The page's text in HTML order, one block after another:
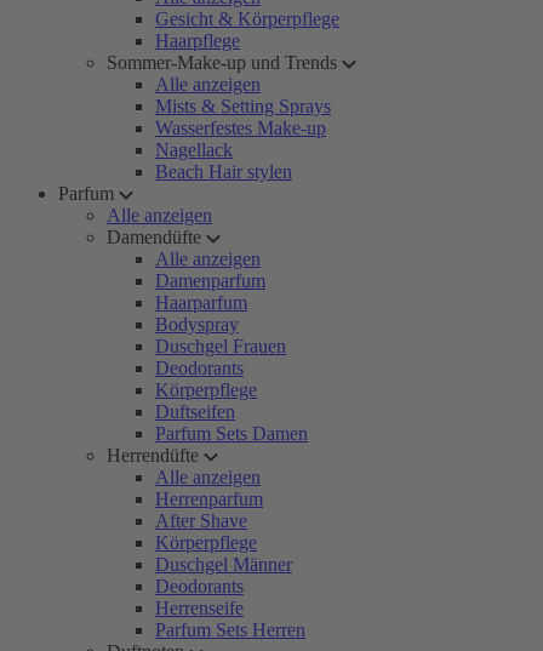
Gesicht & Körperpflege
Haarpflege
Sommer-Make-up und Trends
Alle anzeigen
Mists & Setting Sprays
Wasserfestes Make-up
Nagellack
Beach Hair stylen
Parfum
Alle anzeigen
Damendüfte
Alle anzeigen
Damenparfum
Haarparfum
Bodyspray
Duschgel Frauen
Deodorants
Körperpflege
Duftseifen
Parfum Sets Damen
Herrendüfte
Alle anzeigen
Herrenparfum
After Shave
Körperpflege
Duschgel Männer
Deodorants
Herrenseife
Parfum Sets Herren